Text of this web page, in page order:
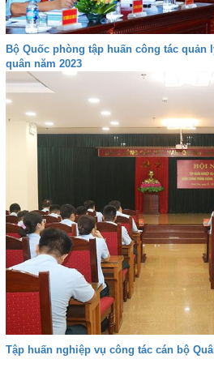
Bộ Quốc phòng tập huấn công tác quản
quân năm 2023
Tập huấn nghiệp vụ công tác cán bộ